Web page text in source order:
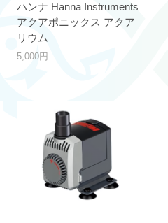
ハンナ Hanna Instruments
アクアポニックス アクア
リウム
5,000円